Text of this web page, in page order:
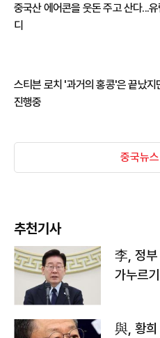
중국산 에어콘을 웃돈 주고 산다...
디
스티븐 로치 '과거의 홍콩'은 끝났지
진행중
중국뉴스
추천기사
李, 정부
가누르
與, 황희